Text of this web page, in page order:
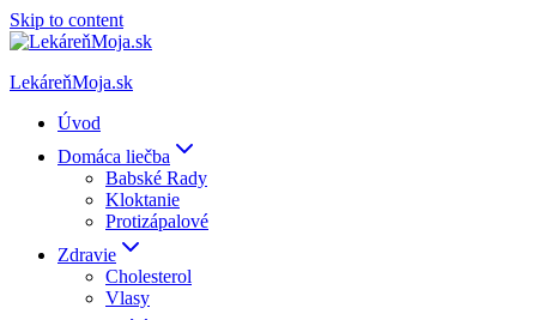
Skip to content
LekáreňMoja.sk
Úvod
Domáca liečba
Babské Rady
Kloktanie
Protizápalové
Zdravie
Cholesterol
Vlasy